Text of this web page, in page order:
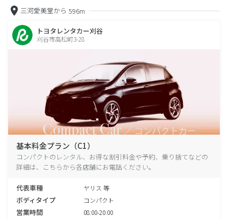
三河愛美堂から 596m
トヨタレンタカー刈谷
刈谷市高松町3-28
基本料金プラン（C1）
コンパクトのレンタル、お得な割引料金や予約、乗り捨てなどの
詳細は、こちらから各店舗にお電話ください。
代表車種 ヤリス 等
ボディタイプ コンパクト
営業時間 08:00-20:00